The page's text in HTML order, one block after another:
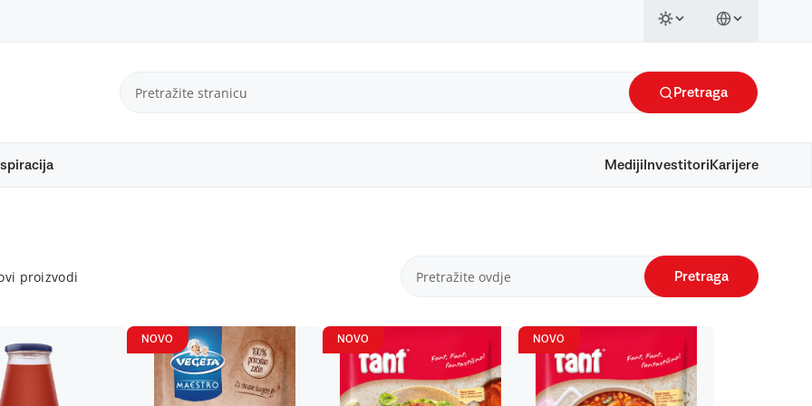
Pretraga
Mediji Investitori Karijere
proizvodi Pretraga
NOVO NOVO NOVO